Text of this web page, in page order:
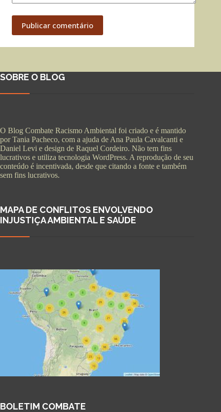
Publicar comentário
SOBRE O BLOG
O Blog Combate Racismo Ambiental foi criado e é mantido
por Tania Pacheco, com a ajuda de Ana Paula Cavalcanti e
Daniel Levi e design de Raquel Cordeiro. Não tem fins
lucrativos e utiliza tecnologia WordPress. A reprodução de seu
conteúdo é incentivada, desde que citando a fonte e também
sem fins lucrativos.
MAPA DE CONFLITOS ENVOLVENDO
INJUSTIÇA AMBIENTAL E SAÚDE
BOLETIM COMBATE